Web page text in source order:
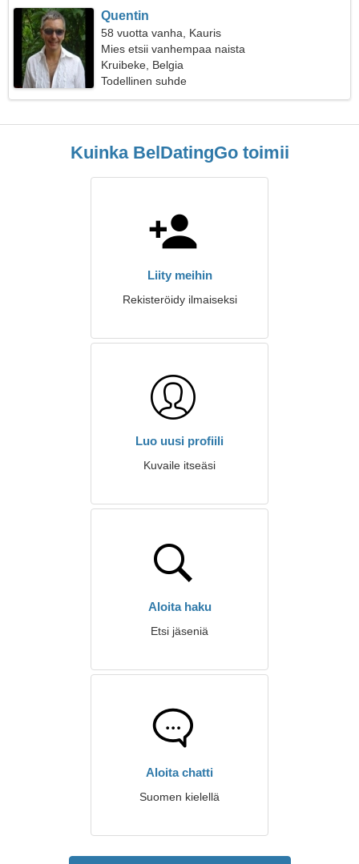
Quentin
58 vuotta vanha, Kauris
Mies etsii vanhempaa naista
Kruibeke, Belgia
Todellinen suhde
Kuinka BelDatingGo toimii
Liity meihin
Rekisteröidy ilmaiseksi
Luo uusi profiili
Kuvaile itseäsi
Aloita haku
Etsi jäseniä
Aloita chatti
Suomen kielellä